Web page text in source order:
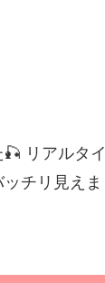
リアルタイ
チリ見えま